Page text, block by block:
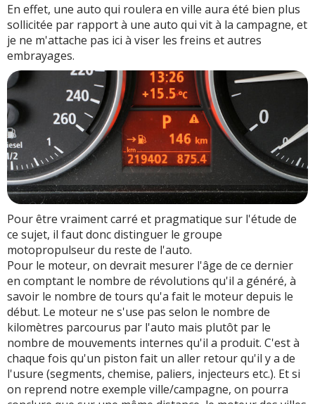
En effet, une auto qui roulera en ville aura été bien plus
sollicitée par rapport à une auto qui vit à la campagne, et
je ne m'attache pas ici à viser les freins et autres
embrayages.
Pour être vraiment carré et pragmatique sur l'étude de
ce sujet, il faut donc distinguer le groupe
motopropulseur du reste de l'auto.
Pour le moteur, on devrait mesurer l'âge de ce dernier
en comptant le nombre de révolutions qu'il a généré, à
savoir le nombre de tours qu'a fait le moteur depuis le
début. Le moteur ne s'use pas selon le nombre de
kilomètres parcourus par l'auto mais plutôt par le
nombre de mouvements internes qu'il a produit. C'est à
chaque fois qu'un piston fait un aller retour qu'il y a de
l'usure (segments, chemise, paliers, injecteurs etc.). Et si
on reprend notre exemple ville/campagne, on pourra